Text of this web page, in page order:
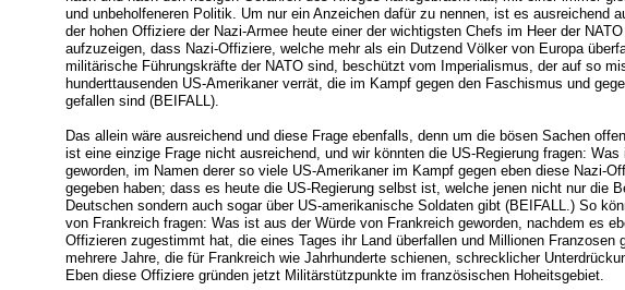
und unbeholfeneren Politik. Um nur ein Anzeichen dafür zu nennen, ist es ausreichend
der hohen Offiziere der Nazi-Armee heute einer der wichtigsten Chefs im Heer der
aufzuzeigen, dass Nazi-Offiziere, welche mehr als ein Dutzend Völker von Europa
militärische Führungskräfte der NATO sind, beschützt vom Imperialismus, der auf so
hunderttausenden US-Amerikaner verrät, die im Kampf gegen den Faschismus und
gefallen sind (BEIFALL).
Das allein wäre ausreichend und diese Frage ebenfalls, denn um die bösen Sachen
ist eine einzige Frage nicht ausreichend, und wir könnten die US-Regierung fragen:
geworden, im Namen derer so viele US-Amerikaner im Kampf gegen eben diese Nazi-
gegeben haben; dass es heute die US-Regierung selbst ist, welche jenen nicht nur die
Deutschen sondern auch sogar über US-amerikanische Soldaten gibt (BEIFALL.) So
von Frankreich fragen: Was ist aus der Würde von Frankreich geworden, nachdem es
Offizieren zugestimmt hat, die eines Tages ihr Land überfallen und Millionen Franzosen
mehrere Jahre, die für Frankreich wie Jahrhunderte schienen, schrecklicher
Eben diese Offiziere gründen jetzt Militärstützpunkte im französischen Hoheitsgebiet.